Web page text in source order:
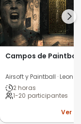
Campos de
Airsoft y Paintball · Leon
2 horas
1-20 participantes
Ver